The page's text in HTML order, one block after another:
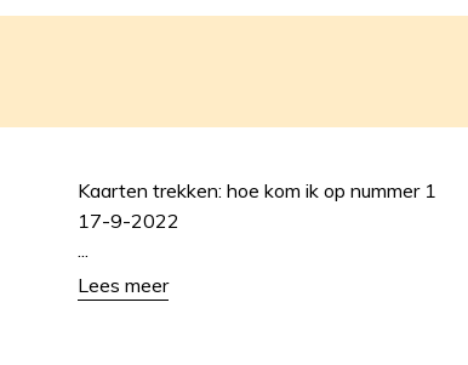
Kaarten trekken: hoe kom ik op nummer 1
17-9-2022
...
Lees meer